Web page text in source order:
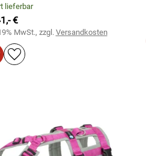
lieferbar
€
MwSt., zzgl. Versandkosten